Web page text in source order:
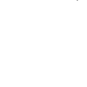
руб.